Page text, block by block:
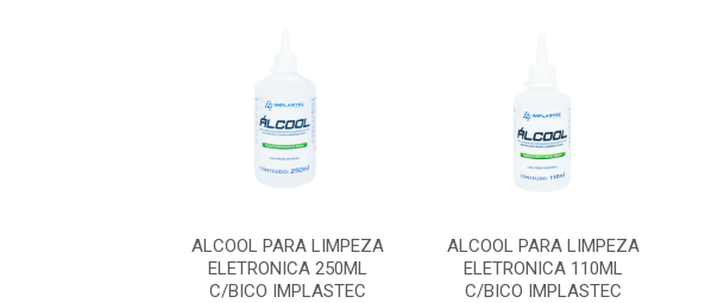
ALCOOL PARA LIMPEZA
ELETRONICA 250ML
C/BICO IMPLASTEC
ALCOOL PARA LIMPEZA
ELETRONICA 110ML
C/BICO IMPLASTEC